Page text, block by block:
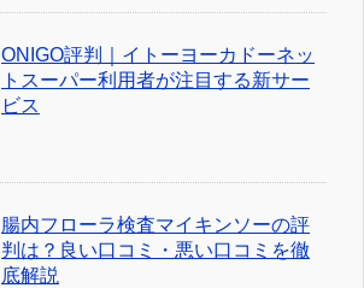
ONIGO評判｜イトーヨーカドーネッ
トスーパー利用者が注目する新サー
ビス
腸内フローラ検査マイキンソーの評
判は？良い口コミ・悪い口コミを徹
底解説